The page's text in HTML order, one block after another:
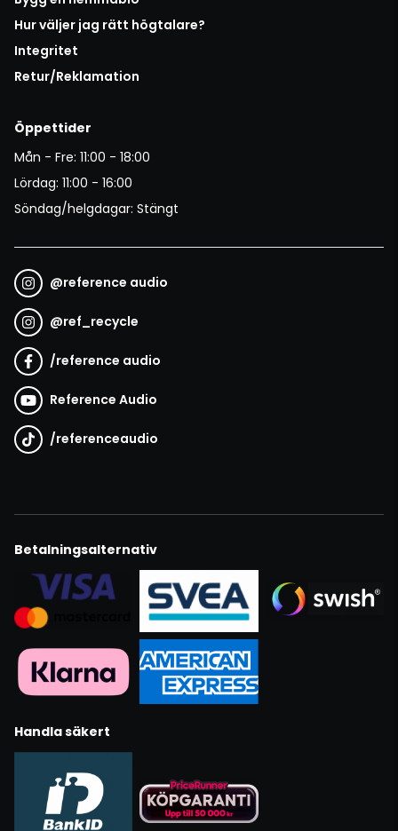
Hur väljer jag rätt högtalare?
Integritet
Retur/Reklamation
Öppettider
Mån - Fre: 11:00 - 18:00
Lördag: 11:00 - 16:00
Söndag/helgdagar: Stängt
@reference audio
@ref_recycle
/reference audio
Reference Audio
/referenceaudio
Betalningsalternativ
Handla säkert